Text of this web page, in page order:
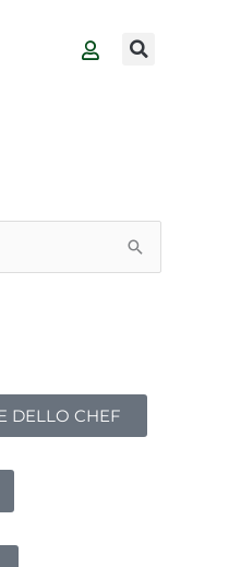
DELLO CHEF